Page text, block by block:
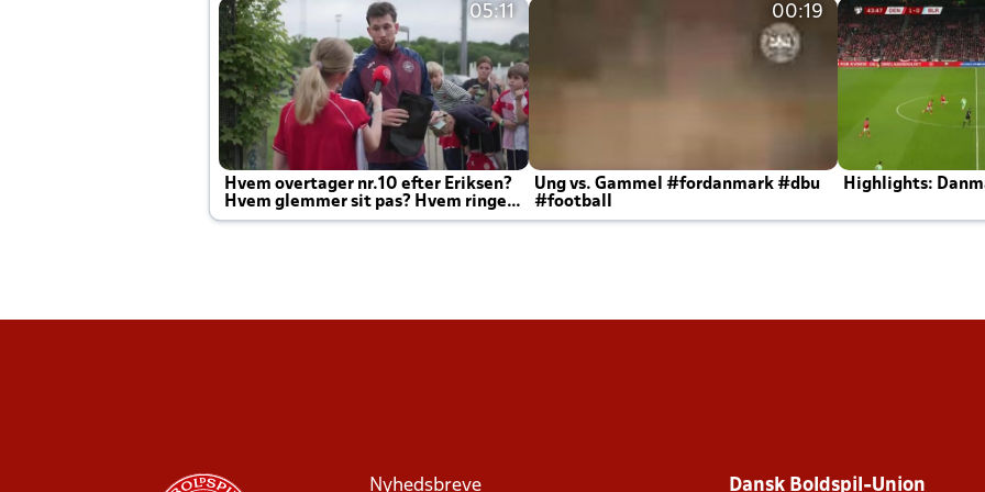
05:11
Hvem overtager nr.10 efter Eriksen?
Hvem glemmer sit pas? Hvem ringer
Joachim altid til efter kampe?
00:19
Ung vs. Gammel #fordanmark #dbu
#football
Highlights:
Nyhedsbreve Dansk Boldspil-Union